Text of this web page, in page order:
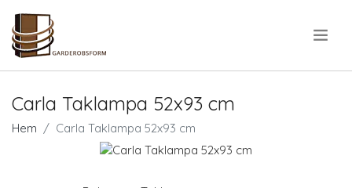
Carla Taklampa 52x93 cm
Hem Carla Taklampa 52x93 cm